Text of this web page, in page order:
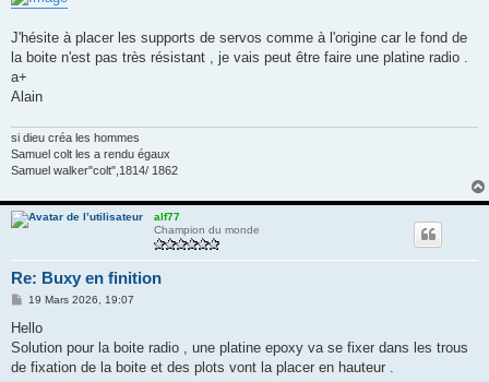
J'hésite à placer les supports de servos comme à l'origine car le fond de
la boite n'est pas très résistant , je vais peut être faire une platine radio .
a+
Alain
si dieu créa les hommes
Samuel colt les a rendu égaux
Samuel walker"colt",1814/ 1862
alf77
Champion du monde
Re: Buxy en finition
M
s
a
g
19 Mars 2026, 19:07
Hello
Solution pour la boite radio , une platine epoxy va se fixer dans les trous
de fixation de la boite et des plots vont la placer en hauteur .